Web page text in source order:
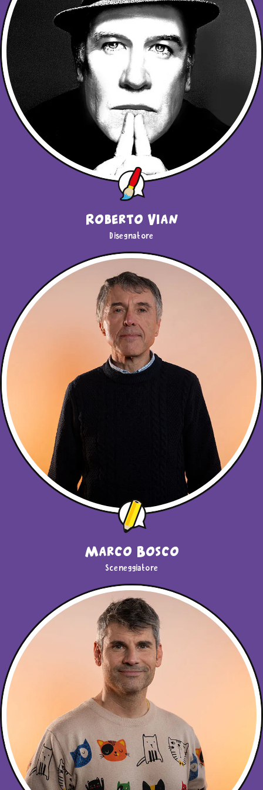
"Usa solo i Cookie tecnici"o sullaXdi chiusura di
questo banner in alto a destra nessun’altra tipologia di
cookie verrà settata. Infine, se vuoi avere maggiori
informazioni, leggi la nostra Cookie Policy
Roberto Vian
Disegnatore
Marco Bosco
Sceneggiatore